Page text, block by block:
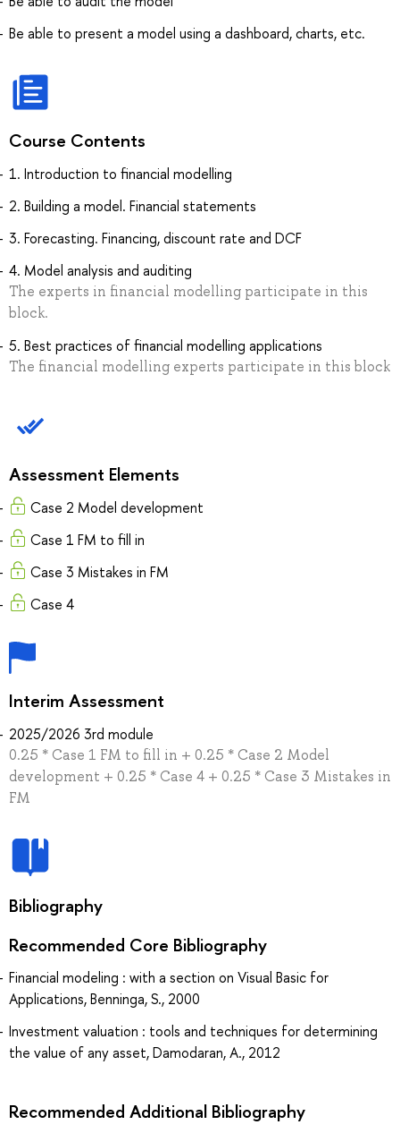
Be able to present a model using a dashboard, charts, etc.
Course Contents
1. Introduction to financial modelling
2. Building a model. Financial statements
3. Forecasting. Financing, discount rate and DCF
4. Model analysis and auditing
The experts in financial modelling participate in this
block.
5. Best practices of financial modelling applications
The financial modelling experts participate in this block
Assessment Elements
Case 2 Model development
Case 1 FM to fill in
Case 3 Mistakes in FM
Case 4
Interim Assessment
2025/2026 3rd module
0.25 * Case 1 FM to fill in + 0.25 * Case 2 Model
development + 0.25 * Case 4 + 0.25 * Case 3 Mistakes in
FM
Bibliography
Recommended Core Bibliography
Financial modeling : with a section on Visual Basic for
Applications, Benninga, S., 2000
Investment valuation : tools and techniques for determining
the value of any asset, Damodaran, A., 2012
Recommended Additional Bibliography